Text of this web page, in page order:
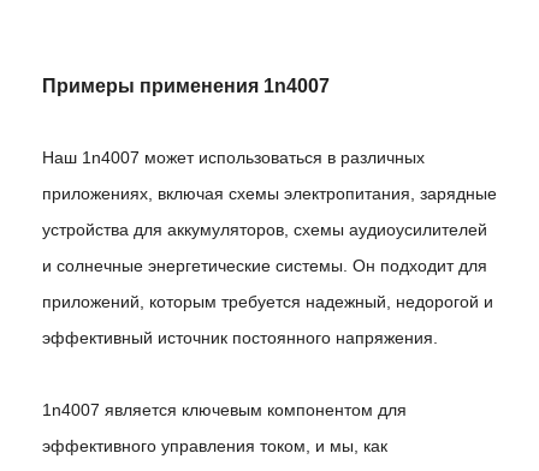
Примеры применения 1n4007
Наш 1n4007 может использоваться в различных
приложениях, включая схемы электропитания, зарядные
устройства для аккумуляторов, схемы аудиоусилителей
и солнечные энергетические системы. Он подходит для
приложений, которым требуется надежный, недорогой и
эффективный источник постоянного напряжения.
1n4007 является ключевым компонентом для
эффективного управления током, и мы, как